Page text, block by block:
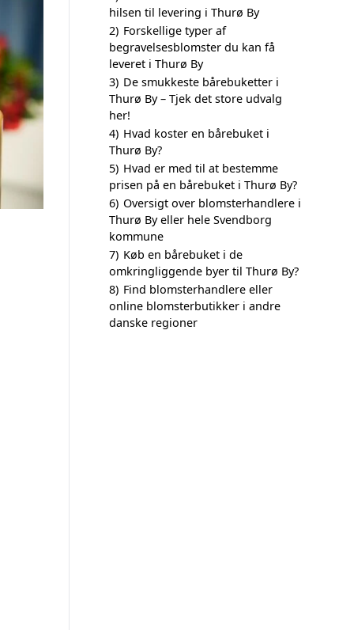
hilsen til levering i Thurø By
2) Forskellige typer af
begravelsesblomster du kan få
leveret i Thurø By
3) De smukkeste bårebuketter i
Thurø By – Tjek det store udvalg
her!
4) Hvad koster en bårebuket i
Thurø By?
5) Hvad er med til at bestemme
prisen på en bårebuket i Thurø By?
6) Oversigt over blomsterhandlere i
Thurø By eller hele Svendborg
kommune
7) Køb en bårebuket i de
omkringliggende byer til Thurø By?
8) Find blomsterhandlere eller
online blomsterbutikker i andre
danske regioner